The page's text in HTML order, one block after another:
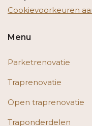
Cookievoorkeuren
Menu
Parketrenovatie
Traprenovatie
Open traprenovatie
Traponderdelen